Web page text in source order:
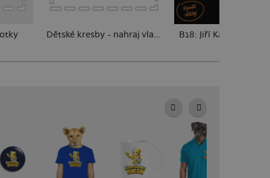
Dětské kresby - nahraj vlastní B18: Jiří Kára